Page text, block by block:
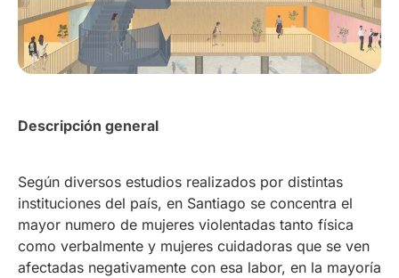
Descripción general
Según diversos estudios realizados por distintas
instituciones del país, en Santiago se concentra el
mayor numero de mujeres violentadas tanto física
como verbalmente y mujeres cuidadoras que se ven
afectadas negativamente con esa labor, en la mayoría